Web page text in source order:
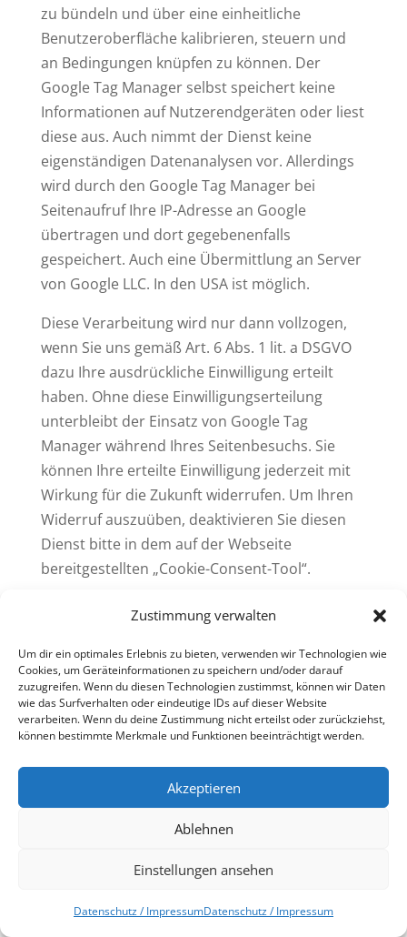
Zustimmung verwalten
Um dir ein optimales Erlebnis zu bieten, verwenden wir Technologien wie
Cookies, um Geräteinformationen zu speichern und/oder darauf
zuzugreifen. Wenn du diesen Technologien zustimmst, können wir Daten
wie das Surfverhalten oder eindeutige IDs auf dieser Website
verarbeiten. Wenn du deine Zustimmung nicht erteilst oder zurückziehst,
können bestimmte Merkmale und Funktionen beeinträchtigt werden.
Akzeptieren
Ablehnen
Einstellungen ansehen
Datenschutz / ImpressumDatenschutz / Impressum
zu bündeln und über eine einheitliche
Benutzeroberfläche kalibrieren, steuern und
an Bedingungen knüpfen zu können. Der
Google Tag Manager selbst speichert keine
Informationen auf Nutzerendgeräten oder liest
diese aus. Auch nimmt der Dienst keine
eigenständigen Datenanalysen vor. Allerdings
wird durch den Google Tag Manager bei
Seitenaufruf Ihre IP-Adresse an Google
übertragen und dort gegebenenfalls
gespeichert. Auch eine Übermittlung an Server
von Google LLC. In den USA ist möglich.
Diese Verarbeitung wird nur dann vollzogen,
wenn Sie uns gemäß Art. 6 Abs. 1 lit. a DSGVO
dazu Ihre ausdrückliche Einwilligung erteilt
haben. Ohne diese Einwilligungserteilung
unterbleibt der Einsatz von Google Tag
Manager während Ihres Seitenbesuchs. Sie
können Ihre erteilte Einwilligung jederzeit mit
Wirkung für die Zukunft widerrufen. Um Ihren
Widerruf auszuüben, deaktivieren Sie diesen
Dienst bitte in dem auf der Webseite
bereitgestellten „Cookie-Consent-Tool“.
Wir haben mit dem Anbieter einen
den Schutz der Daten unserer Seitenbesucher
sicherstellt und eine unberechtigte Weitergabe
an Dritte untersagt.
Für Datenübermittlungen in die USA hat sich
der Anbieter dem EU-US-Datenschutzrahmen
(EU-US Data Privacy Framework)
angeschlossen, das auf Basis eines
Europäischen Kommission die Einhaltung des